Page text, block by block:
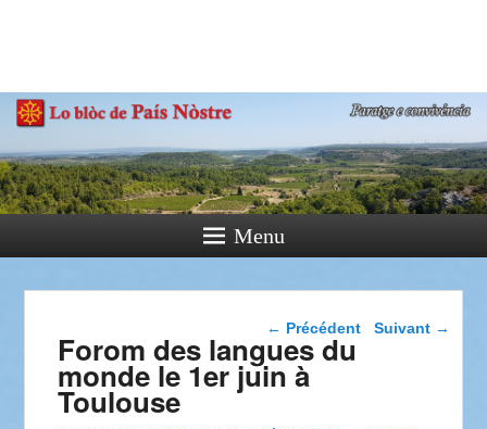
Paratge e Convivència
Menu
Navigation dans les
← Précédent Suivant →
Forom des langues du
monde le 1er juin à
Toulouse